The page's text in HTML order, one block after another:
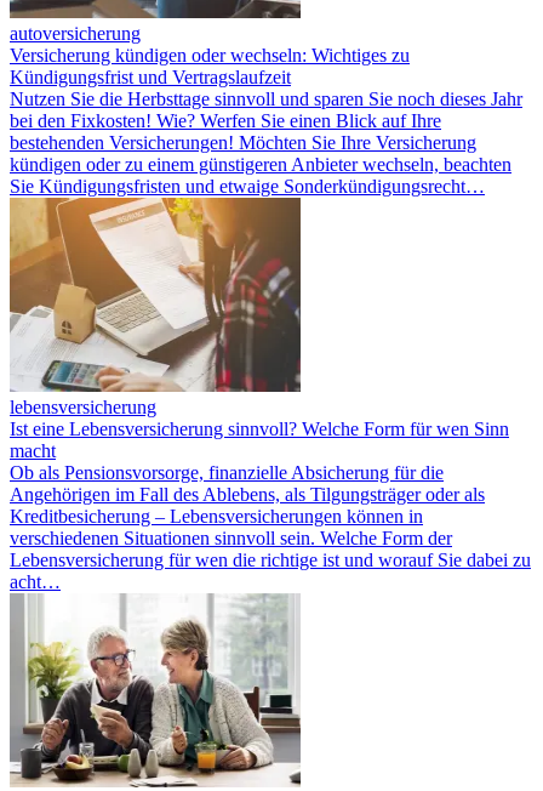
autoversicherung
Versicherung kündigen oder wechseln: Wichtiges zu
Kündigungsfrist und Vertragslaufzeit
Nutzen Sie die Herbsttage sinnvoll und sparen Sie noch dieses Jahr
bei den Fixkosten! Wie? Werfen Sie einen Blick auf Ihre
bestehenden Versicherungen! Möchten Sie Ihre Versicherung
kündigen oder zu einem günstigeren Anbieter wechseln, beachten
Sie Kündigungsfristen und etwaige Sonderkündigungsrecht…
lebensversicherung
Ist eine Lebensversicherung sinnvoll? Welche Form für wen Sinn
macht
Ob als Pensionsvorsorge, finanzielle Absicherung für die
Angehörigen im Fall des Ablebens, als Tilgungsträger oder als
Kreditbesicherung – Lebensversicherungen können in
verschiedenen Situationen sinnvoll sein. Welche Form der
Lebensversicherung für wen die richtige ist und worauf Sie dabei zu
acht…